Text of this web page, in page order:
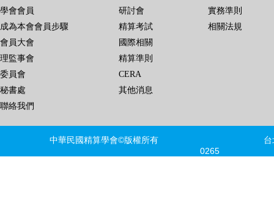
學會會員
成為本會會員步驟
會員大會
理監事會
委員會
秘書處
聯絡我們
研討會
精算考試
國際相關
精算準則
CERA
其他消息
實務準則
相關法規
中華民國精算學會©版權所有 台北
0265